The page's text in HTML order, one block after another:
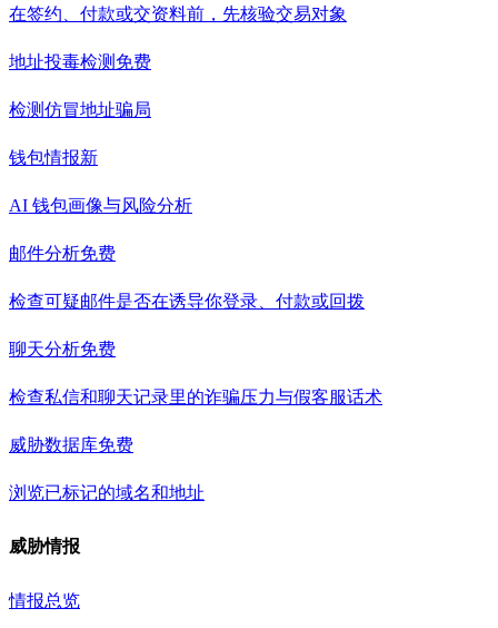
在签约、付款或交资料前，先核验交易对象
地址投毒检测 免费
检测仿冒地址骗局
钱包情报新
AI 钱包画像与风险分析
邮件分析免费
检查可疑邮件是否在诱导你登录、付款或回拨
聊天分析免费
检查私信和聊天记录里的诈骗压力与假客服话术
威胁数据库免费
浏览已标记的域名和地址
威胁情报
情报总览